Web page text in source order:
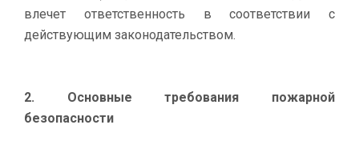
влечет ответственность в соответствии с
действующим законодательством.
2. Основные требования пожарной
безопасности